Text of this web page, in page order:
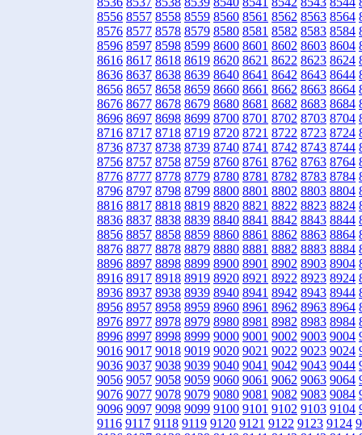
8556 8557 8558 8559 8560 8561 8562 8563 8564
8576 8577 8578 8579 8580 8581 8582 8583 8584
8596 8597 8598 8599 8600 8601 8602 8603 8604
8616 8617 8618 8619 8620 8621 8622 8623 8624
8636 8637 8638 8639 8640 8641 8642 8643 8644
8656 8657 8658 8659 8660 8661 8662 8663 8664
8676 8677 8678 8679 8680 8681 8682 8683 8684
8696 8697 8698 8699 8700 8701 8702 8703 8704
8716 8717 8718 8719 8720 8721 8722 8723 8724
8736 8737 8738 8739 8740 8741 8742 8743 8744
8756 8757 8758 8759 8760 8761 8762 8763 8764
8776 8777 8778 8779 8780 8781 8782 8783 8784
8796 8797 8798 8799 8800 8801 8802 8803 8804
8816 8817 8818 8819 8820 8821 8822 8823 8824
8836 8837 8838 8839 8840 8841 8842 8843 8844
8856 8857 8858 8859 8860 8861 8862 8863 8864
8876 8877 8878 8879 8880 8881 8882 8883 8884
8896 8897 8898 8899 8900 8901 8902 8903 8904
8916 8917 8918 8919 8920 8921 8922 8923 8924
8936 8937 8938 8939 8940 8941 8942 8943 8944
8956 8957 8958 8959 8960 8961 8962 8963 8964
8976 8977 8978 8979 8980 8981 8982 8983 8984
8996 8997 8998 8999 9000 9001 9002 9003 9004
9016 9017 9018 9019 9020 9021 9022 9023 9024
9036 9037 9038 9039 9040 9041 9042 9043 9044
9056 9057 9058 9059 9060 9061 9062 9063 9064
9076 9077 9078 9079 9080 9081 9082 9083 9084
9096 9097 9098 9099 9100 9101 9102 9103 9104
9116 9117 9118 9119 9120 9121 9122 9123 9124